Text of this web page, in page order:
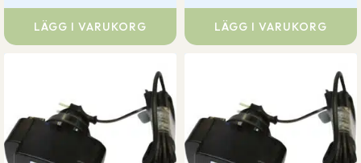
LÄGG I VARUKORG LÄGG I VARUKORG